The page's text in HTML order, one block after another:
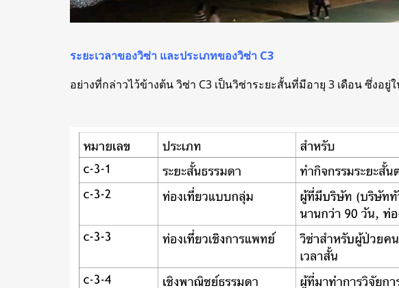
ระยะเวลาของวิซ่า และประเภทของวิซ่า C3
อย่างที่กล่าวไว้ข้างต้น วิซ่า C3 เป็นวิซ่าระยะสั้นที่มีอายุ 3 เดือน ซึ่งอยู่